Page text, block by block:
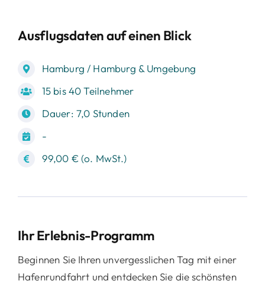
Ausflugsdaten auf einen Blick
Hamburg / Hamburg & Umgebung
15 bis 40 Teilnehmer
Dauer: 7,0 Stunden
-
99,00 € (o. MwSt.)
Ihr Erlebnis-Programm
Beginnen Sie Ihren unvergesslichen Tag mit einer
Hafenrundfahrt und entdecken Sie die schönsten